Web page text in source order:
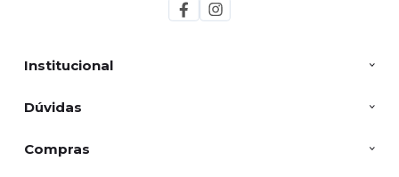
Institucional
Dúvidas
Compras